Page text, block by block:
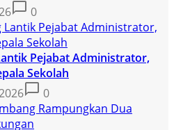
0
Pejabat Administrator,
Sekolah
0